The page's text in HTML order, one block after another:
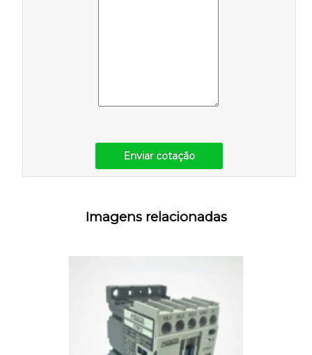
Enviar cotação
Imagens relacionadas